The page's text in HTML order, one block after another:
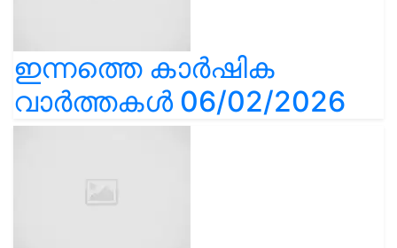
ഇന്നത്തെ കാർഷിക
വാർത്തകൾ 06/02/2026